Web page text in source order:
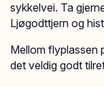
sykkelvei. Ta
Ljøgodttjern og
Mellom flyplassen
det veldig godt